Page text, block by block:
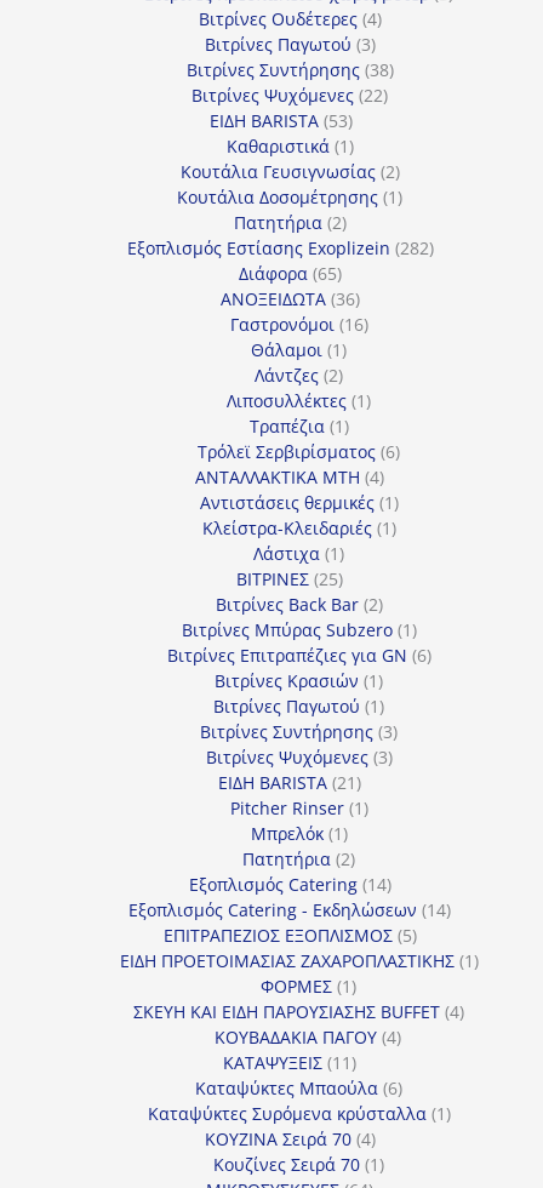
Βιτρίνες Ουδέτερες 44
προϊόντα
Βιτρίνες Παγωτού 33
προϊόντα
Βιτρίνες Συντήρησης 3838
προϊόντα
Βιτρίνες Ψυχόμενες 2222
ΕΙΔΗ BARISTA 5353
προϊόντα
Καθαριστικά 11
προϊόν
Κουτάλια Γευσιγνωσίας 22
προϊόντα
Κουτάλια Δοσομέτρησης 11
Πατητήρια 22
προϊόντα
Εξοπλισμός Εστίασης Exoplizein 282282
Διάφορα 6565
προϊόντα
ΑΝΟΞΕΙΔΩΤΑ 3636
προϊόντα
Γαστρονόμοι 1616
Θάλαμοι 11
προϊόν
Λάντζες 22
προϊόντα
Λιποσυλλέκτες 11
Τραπέζια 11
προϊόν
Τρόλεϊ Σερβιρίσματος 66
ΑΝΤΑΛΛΑΚΤΙΚΑ MTH 44
προϊόντα
Αντιστάσεις θερμικές 11
προϊόν
Κλείστρα-Κλειδαριές 11
Λάστιχα 11
προϊόν
ΒΙΤΡΙΝΕΣ 2525
προϊόντα
Βιτρίνες Back Bar 22
προϊόντα
Βιτρίνες Mπύρας Subzero 11
προϊόν
Βιτρίνες Επιτραπέζιες για GN 66
Βιτρίνες Κρασιών 11
προϊόν
Βιτρίνες Παγωτού 11
προϊόν
Βιτρίνες Συντήρησης 33
προϊόντα
Βιτρίνες Ψυχόμενες 33
ΕΙΔΗ BARISTA 2121
προϊόντα
Pitcher Rinser 11
Μπρελόκ 11
προϊόν
Πατητήρια 22
προϊόντα
Εξοπλισμός Catering 1414
προϊόντα
Εξοπλισμός Catering - Εκδηλώσεων 1414
ΕΠΙΤΡΑΠΕΖΙΟΣ ΕΞΟΠΛΙΣΜΟΣ 55
προϊόντα
ΕΙΔΗ ΠΡΟΕΤΟΙΜΑΣΙΑΣ ΖΑΧΑΡΟΠΛΑΣΤΙΚΗΣ 11
ΦΟΡΜΕΣ 11
προϊόν
ΣΚΕΥΗ ΚΑΙ ΕΙΔΗ ΠΑΡΟΥΣΙΑΣΗΣ BUFFET 44
ΚΟΥΒΑΔΑΚΙΑ ΠΑΓΟΥ 44
ΚΑΤΑΨΥΞΕΙΣ 1111
προϊόντα
Καταψύκτες Μπαούλα 66
προϊόντα
Καταψύκτες Συρόμενα κρύσταλλα 11
ΚΟΥΖΙΝΑ Σειρά 70 44
προϊόντα
Κουζίνες Σειρά 70 11